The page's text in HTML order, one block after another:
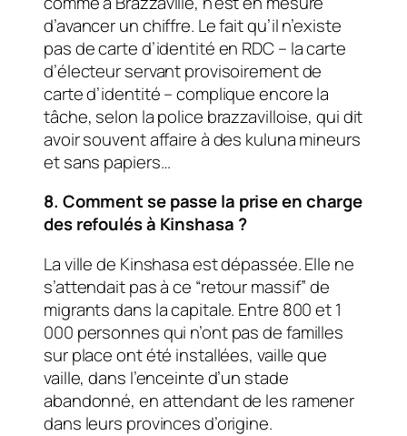
d’avancer un chiffre. Le fait qu’il n’existe
pas de carte d’identité en RDC – la carte
d’électeur servant provisoirement de
carte d’identité – complique encore la
tâche, selon la police brazzavilloise, qui dit
avoir souvent affaire à des kuluna mineurs
et sans papiers…
8. Comment se passe la prise en charge
des refoulés à Kinshasa ?
La ville de Kinshasa est dépassée. Elle ne
s’attendait pas à ce “retour massif” de
migrants dans la capitale. Entre 800 et 1
000 personnes qui n’ont pas de familles
sur place ont été installées, vaille que
vaille, dans l’enceinte d’un stade
abandonné, en attendant de les ramener
dans leurs provinces d’origine.